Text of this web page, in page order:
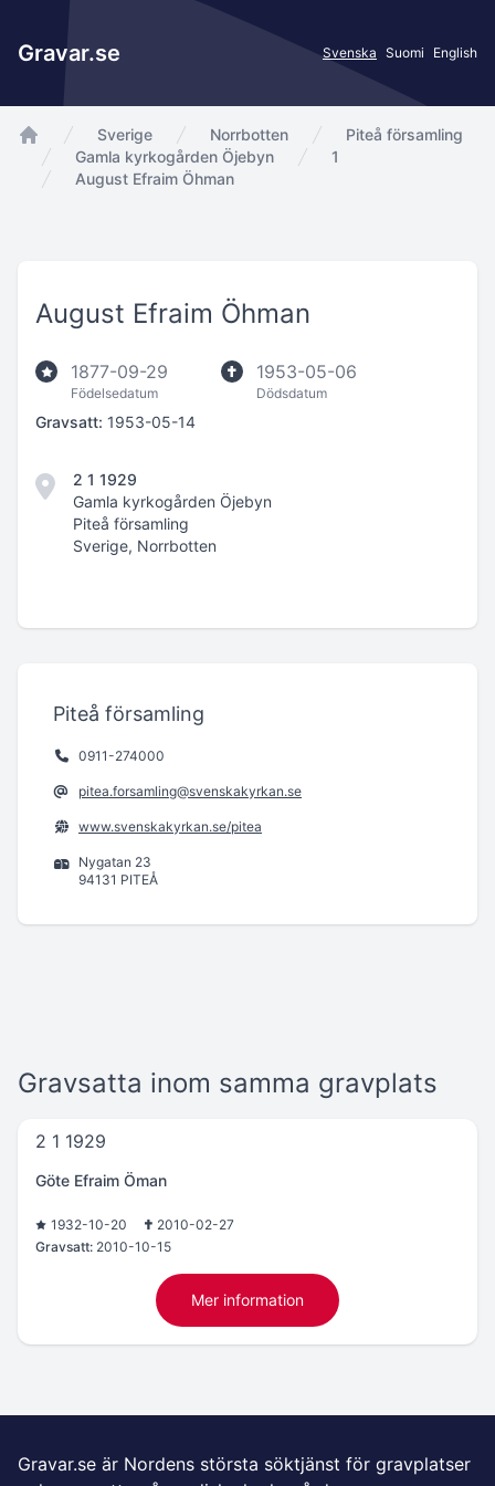
Gravar.se Svenska Suomi English
app.Start
Sverige Norrbotten
Piteå församling
Gamla kyrkogården Öjebyn
1
August Efraim Öhman
August Efraim Öhman
1877-09-29
Födelsedatum
1953-05-06
Dödsdatum
Gravsatt: 1953-05-14
2 1 1929
Gamla kyrkogården Öjebyn
Piteå församling
Sverige, Norrbotten
Piteå församling
0911-274000
pitea.forsamling@svenskakyrkan.se
www.svenskakyrkan.se/pitea
Nygatan 23
94131 PITEÅ
Gravsatta inom samma gravplats
2 1 1929
Göte Efraim Öman
1932-10-20
2010-02-27
Gravsatt: 2010-10-15
Mer information
Gravar.se är Nordens största söktjänst för gravplatser